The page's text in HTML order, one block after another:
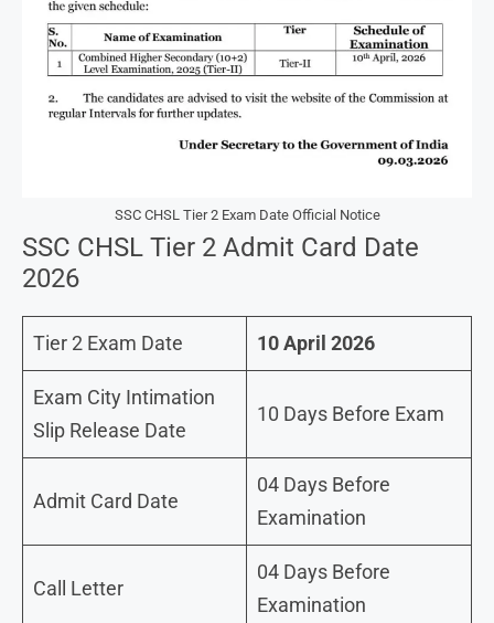
SSC CHSL Tier 2 Exam Date Official Notice
SSC CHSL Tier 2 Admit Card Date
2026
Tier 2 Exam Date 10 April 2026
Exam City Intimation
Slip Release Date
10 Days Before Exam
Admit Card Date
04 Days Before
Examination
Call Letter
04 Days Before
Examination